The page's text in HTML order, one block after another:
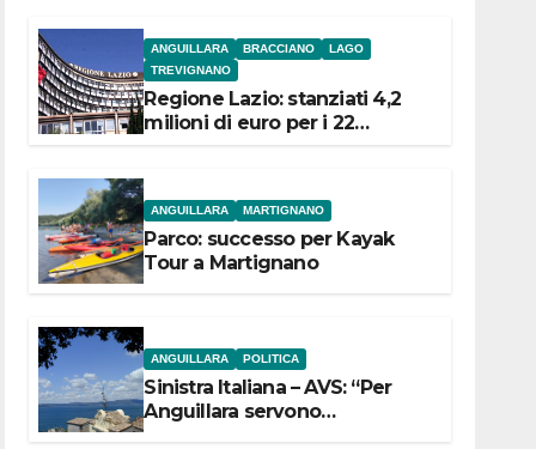
ANGUILLARA BRACCIANO
LAGO
TREVIGNANO
Regione Lazio: stanziati 4,2
milioni di euro per i 22
ANGUILLARA MARTIGNANO
Parco: successo per Kayak
Tour a Martignano
ANGUILLARA POLITICA
Sinistra Italiana – AVS: “Per
Anguillara servono